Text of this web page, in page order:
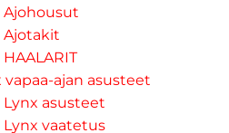
Ajohousut
Ajotakit
HAALARIT
vapaa-ajan asusteet
Lynx asusteet
Lynx vaatetus